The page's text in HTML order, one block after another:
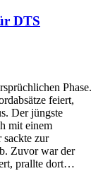
DTS
Phase.
feiert,
Der jüngste
mit einem
sackte zur
Zuvor war der
prallte dort…